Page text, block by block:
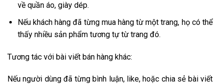
về quần áo, giày dép.
Nếu khách hàng đã từng mua hàng từ một trang, họ có thể
thấy nhiều sản phẩm tương tự từ trang đó.
Tương tác với bài viết bán hàng khác:
Nếu người dùng đã từng bình luận, like, hoặc chia sẻ bài viết